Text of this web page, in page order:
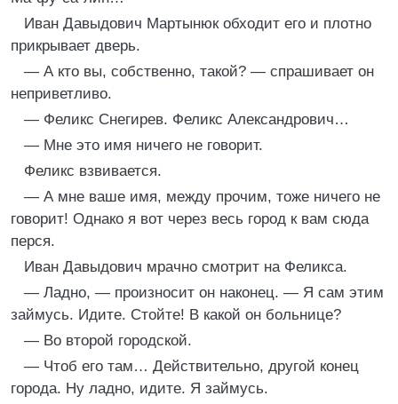
Иван Давыдович Мартынюк обходит его и плотно
прикрывает дверь.
— А кто вы, собственно, такой? — спрашивает он
неприветливо.
— Феликс Снегирев. Феликс Александрович…
— Мне это имя ничего не говорит.
Феликс взвивается.
— А мне ваше имя, между прочим, тоже ничего не
говорит! Однако я вот через весь город к вам сюда
перся.
Иван Давыдович мрачно смотрит на Феликса.
— Ладно, — произносит он наконец. — Я сам этим
займусь. Идите. Стойте! В какой он больнице?
— Во второй городской.
— Чтоб его там… Действительно, другой конец
города. Ну ладно, идите. Я займусь.